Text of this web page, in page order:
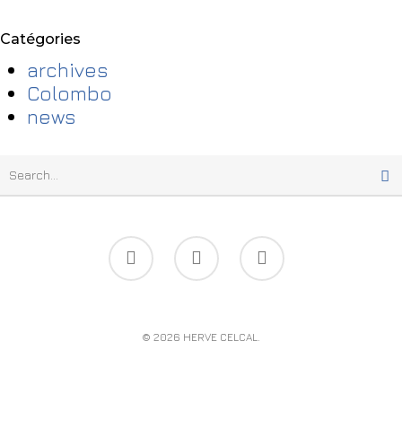
Catégories
archives
Colombo
news
© 2026 HERVE CELCAL.